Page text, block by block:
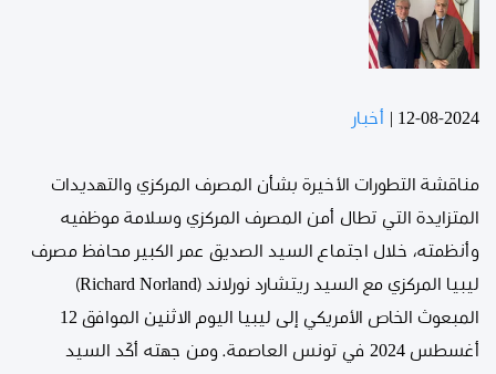
12-08-2024 أخبار
مناقشة التطورات الأخيرة بشأن المصرف المركزي والتهديدات
المتزايدة التي تطال أمن المصرف المركزي وسلامة موظفيه
وأنظمته، خلال اجتماع السيد الصديق عمر الكبير محافظ مصرف
ليبيا المركزي مع السيد ريتشارد نورلاند (Richard Norland)
المبعوث الخاص الأمريكي إلى ليبيا اليوم الاثنين الموافق 12
أغسطس 2024 في تونس العاصمة. ومن جهته أكّد السيد